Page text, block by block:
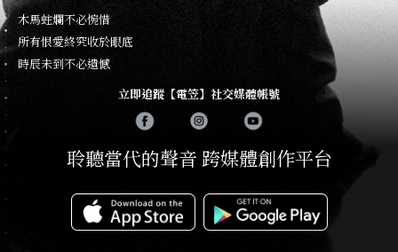
木馬蛀爛不必惋惜
所有恨愛終究收於眼底
時辰未到不必遺憾
立即追蹤【電笠】社交媒體帳號
聆聽當代的聲音 跨媒體創作平台